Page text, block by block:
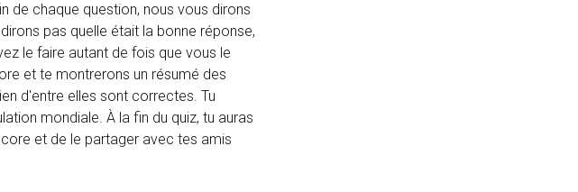
de chaque question, nous vous dirons
pas quelle était la bonne réponse,
le faire autant de fois que vous le
et te montrerons un résumé des
d'entre elles sont correctes. Tu
mondiale. À la fin du quiz, tu auras
et de le partager avec tes amis